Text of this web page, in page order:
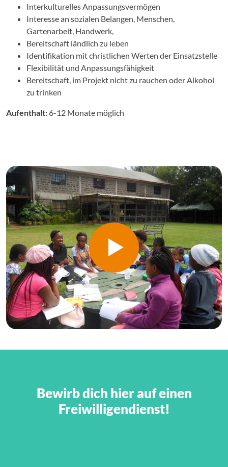
Interkulturelles Anpassungsvermögen
Interesse an sozialen Belangen, Menschen,
Gartenarbeit, Handwerk,
Bereitschaft ländlich zu leben
Identifikation mit christlichen Werten der Einsatzstelle
Flexibilität und Anpassungsfähigkeit
Bereitschaft, im Projekt nicht zu rauchen oder Alkohol
zu trinken
Aufenthalt: 6-12 Monate möglich
Bewirb dich hier auf einen
Freiwilligendienst!